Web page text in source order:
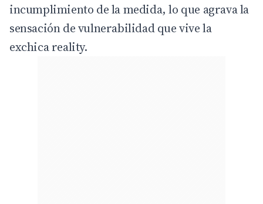
incumplimiento de la medida, lo que agrava la
sensación de vulnerabilidad que vive la
exchica reality.